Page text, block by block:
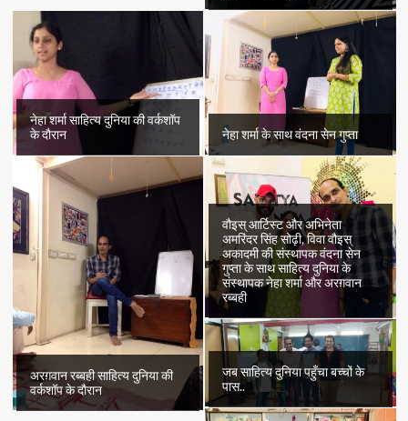
नेहा शर्मा साहित्य दुनिया की वर्कशॉप
के दौरान
नेहा शर्मा के साथ वंदना सेन गुप्ता
अरग़वान रब्बही साहित्य दुनिया की
वर्कशॉप के दौरान
वौइस् आर्टिस्ट और अभिनेता
अमरिंदर सिंह सोढ़ी, विवा वौइस्
अकादमी की संस्थापक वंदना सेन
गुप्ता के साथ साहित्य दुनिया के
संस्थापक नेहा शर्मा और अरग़वान
रब्बही
जब साहित्य दुनिया पहुँचा बच्चों के
पास..